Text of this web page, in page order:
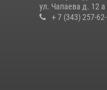
ул. Чапаева д. 12 а
+ 7 (343) 257-